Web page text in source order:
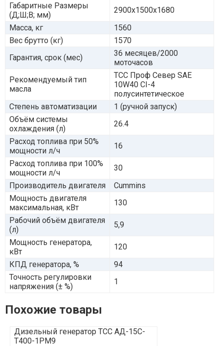
Габаритные Размеры
(Д;Ш;В; мм)
2900x1500x1680
Масса, кг
1560
Вес брутто (кг)
1570
Гарантия, срок (мес)
36 месяцев/2000
моточасов
Рекомендуемый тип
масла
ТСС Проф Север SAE
10W40 CI-4
полусинтетическое
Степень автоматизации
1 (ручной запуск)
Объём системы
охлаждения (л)
26.4
Расход топлива при 50%
мощности л/ч
16
Расход топлива при 100%
мощности л/ч
30
Производитель двигателя
Cummins
Мощность двигателя
максимальная, кВт
130
Рабочий объём двигателя
(л)
5,9
Мощность генератора,
кВт
120
КПД генератора, %
94
Точность регулировки
напряжения (± %)
1
Похожие товары
Дизельный генератор ТСС АД-15С-
Т400-1РМ9